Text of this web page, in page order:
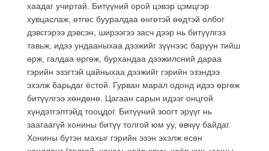
хаадаг учиртай. Битүүний орой цэвэр цэмцгэр
хувцаслаж, өтгөс бууралдаа өнгөтэй өөдтэй олбог
дэвсгэрээ дэвсэн, ширээгээ засч дээр нь битүүлгээ
тавьж, идээ ундааныхаа дээжийг зүүнээс баруун тийш
өрж, галдаа өргөж, бурхандаа дээжилсний дараа
гэрийн эзэгтэй цайныхаа дээжийг гэрийн эзэндээ
эхэлж барьдаг ёстой. Гурван марал одонд идээ өргөж
битүүлгээ хөндөнө. Цагаан сарын идээг онцгой
хүндэтгэлтэйд тооцдог. Битүүний зоогт эрүүг нь
заагаагүй хонины битүү толгой юм уу, өвчүү байдаг.
Хонины бүтэн махыг гэрийн эзэн эхэлж есөн